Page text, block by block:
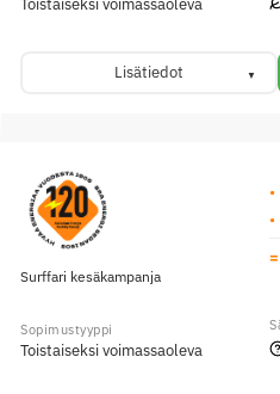
Toistaiseksi voimassaoleva
Lisätiedot
Surffari kesäkampanja
Toistaiseksi voimassaoleva